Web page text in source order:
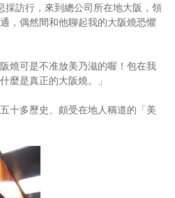
訪行，來到總公司所在地大阪，領
，偶然間和他聊起我的大阪燒恐懼
燒可是不准放美乃滋的喔！包在我
麼是真正的大阪燒。」
十多歷史、頗受在地人稱道的「美